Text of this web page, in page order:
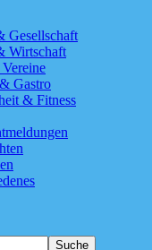
Gesellschaft
Wirtschaft
Gastro
& Fitness